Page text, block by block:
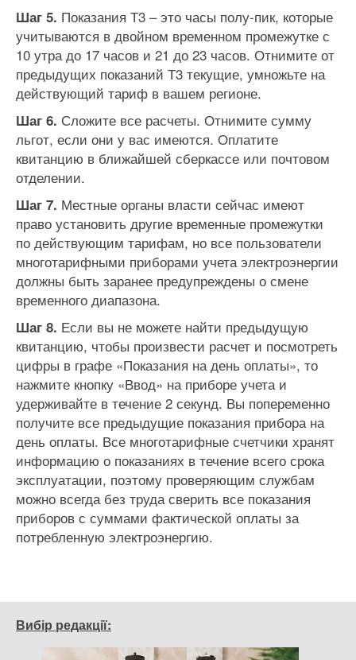
Шаг 5. Показания Т3 – это часы полу-пик, которые
учитываются в двойном временном промежутке с
10 утра до 17 часов и 21 до 23 часов. Отнимите от
предыдущих показаний Т3 текущие, умножьте на
действующий тариф в вашем регионе.
Шаг 6. Сложите все расчеты. Отнимите сумму
льгот, если они у вас имеются. Оплатите
квитанцию в ближайшей сберкассе или почтовом
отделении.
Шаг 7. Местные органы власти сейчас имеют
право установить другие временные промежутки
по действующим тарифам, но все пользователи
многотарифными приборами учета электроэнергии
должны быть заранее предупреждены о смене
временного диапазона.
Шаг 8. Если вы не можете найти предыдущую
квитанцию, чтобы произвести расчет и посмотреть
цифры в графе «Показания на день оплаты», то
нажмите кнопку «Ввод» на приборе учета и
удерживайте в течение 2 секунд. Вы попеременно
получите все предыдущие показания прибора на
день оплаты. Все многотарифные счетчики хранят
информацию о показаниях в течение всего срока
эксплуатации, поэтому проверяющим службам
можно всегда без труда сверить все показания
приборов с суммами фактической оплаты за
потребленную электроэнергию.
Вибір редакції: